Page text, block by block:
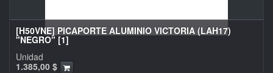
[H50VNE] PICAPORTE ALUMINIO VICTORIA (LAH17)
"NEGRO" [1]
1.385,00 $
Unidad